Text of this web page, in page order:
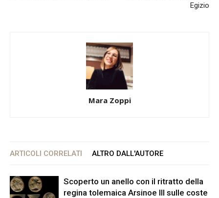
Egizio
Mara Zoppi
ARTICOLI CORRELATI ALTRO DALL'AUTORE
Scoperto un anello con il ritratto della
regina tolemaica Arsinoe III sulle coste